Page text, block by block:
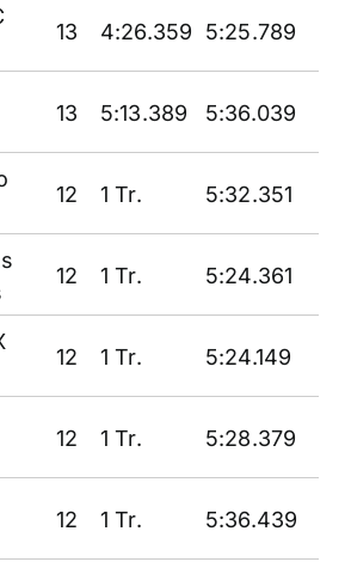
13 4:26.359 5:25.789
13 5:13.389 5:36.039
12 1 Tr. 5:32.351
12 1 Tr. 5:24.361
12 1 Tr. 5:24.149
12 1 Tr. 5:28.379
12 1 Tr. 5:36.439